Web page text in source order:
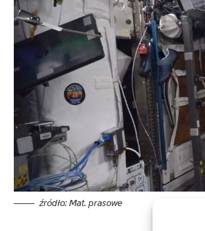
źródło: Mat. prasowe